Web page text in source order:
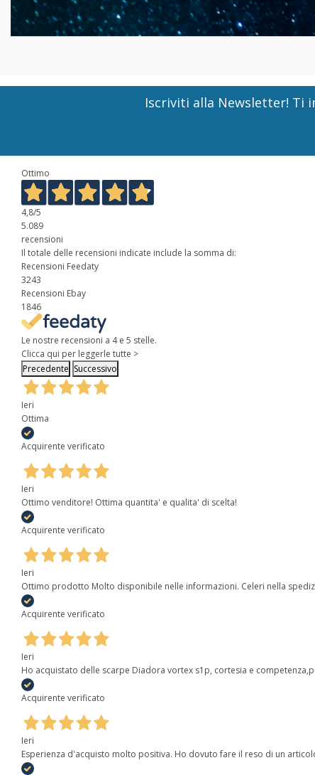
Iscriviti alla Newsletter! Ti
Ottimo
4,8/5
5.089
recensioni
Il totale delle recensioni indicate include la somma di:
Recensioni Feedaty
3243
Recensioni Ebay
1846
Le nostre recensioni a 4 e 5 stelle.
Clicca qui per leggerle tutte >
Precedente Successivo
Ieri
Ottima
Acquirente verificato
Ieri
Ottimo venditore! Ottima quantita' e qualita' di scelta!
Acquirente verificato
Ieri
Ottimo prodotto Molto disponibile nelle informazioni. Celeri nella
Acquirente verificato
Ieri
Ho acquistato delle scarpe Diadora vortex s1p, cortesia e
Acquirente verificato
Ieri
Esperienza d'acquisto molto positiva. Ho dovuto fare il reso di un